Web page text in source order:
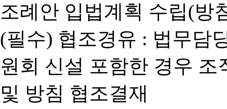
조례안 입법계획 수립(방
(필수) 협조경유 : 법무담
원회 신설 포함한 경우
및 방침 협조결재